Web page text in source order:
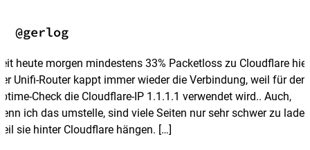
@gerlog
heute morgen mindestens 33% Packetloss zu Cloudflare
Unifi-Router kappt immer wieder die Verbindung, weil für den
Check die Cloudflare-IP 1.1.1.1 verwendet wird.. Auch,
ich das umstelle, sind viele Seiten nur sehr schwer zu
sie hinter Cloudflare hängen. […]